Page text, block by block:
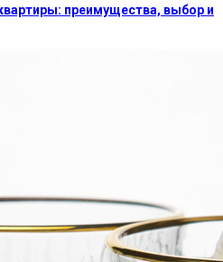
преимущества, выбор и